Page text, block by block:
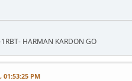
HARMAN KARDON GO
01:53:25 PM